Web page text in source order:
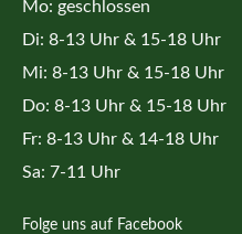
Mo: geschlossen
Di: 8-13 Uhr & 15-18 Uhr
Mi: 8-13 Uhr & 15-18 Uhr
Do: 8-13 Uhr & 15-18 Uhr
Fr: 8-13 Uhr & 14-18 Uhr
Sa: 7-11 Uhr
Folge uns auf Facebook